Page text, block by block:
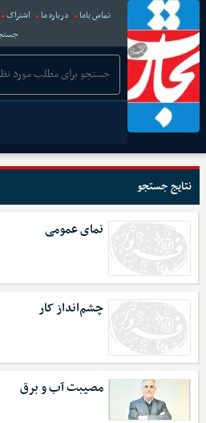
تماس باما درباره ما اشتراک
نتایج جستجو
نمای عمومی
چشم‌انداز کار
مصیبت آب و برق